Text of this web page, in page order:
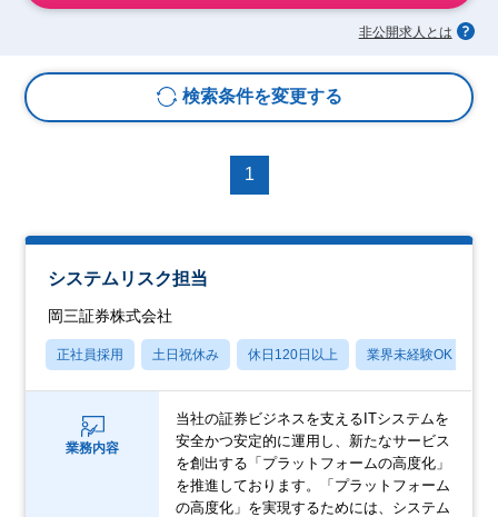
非公開求人とは
検索条件を変更する
1
システムリスク担当
岡三証券株式会社
正社員採用 土日祝休み 休日120日以上 業界未経験OK
業務内容
当社の証券ビジネスを支えるITシステムを
安全かつ安定的に運用し、新たなサービス
を創出する「プラットフォームの高度化」
を推進しております。「プラットフォーム
の高度化」を実現するためには、システム